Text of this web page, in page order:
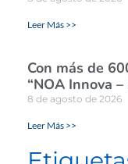
Leer Más >>
Con más de
“NOA Innova
8 de agosto de 2026
Leer Más >>